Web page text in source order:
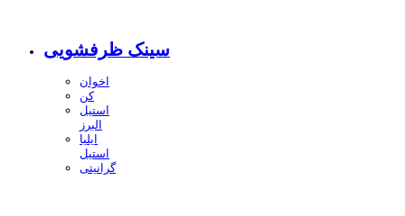
سینک ظرفشویی
اخوان
کن
استیل
البرز
ایلیا
استیل
گرانیتی